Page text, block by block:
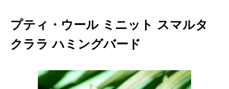
プティ・ウール ミニット スマルタ
クララ ハミングバード